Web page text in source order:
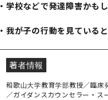
・学校などで発達障害かも
・我が子の行動を見ている
著者情報
和歌山大学教育学部教授／臨床
／ガイダンスカウンセラー・ス